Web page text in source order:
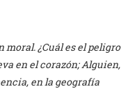
moral. ¿Cuál es el peligro
en el corazón; Alguien,
en la geografía